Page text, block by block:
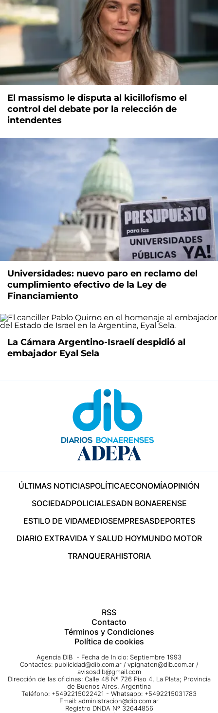
El massismo le disputa al kicillofismo el
control del debate por la relección de
intendentes
Universidades: nuevo paro en reclamo del
cumplimiento efectivo de la Ley de
Financiamiento
La Cámara Argentino-Israelí despidió al
embajador Eyal Sela
ÚLTIMAS NOTICIASPOLÍTICAECONOMÍAOPINIÓN
SOCIEDADPOLICIALESADN BONAERENSE
ESTILO DE VIDAMEDIOSEMPRESASDEPORTES
DIARIO EXTRAVIDA Y SALUD HOYMUNDO MOTOR
TRANQUERAHISTORIA
RSS
Contacto
Términos y Condiciones
Política de cookies
Agencia DIB - Fecha de Inicio: Septiembre 1993
Contactos: publicidad@dib.com.ar / vpignaton@dib.com.ar /
avisosdib@gmail.com
Dirección de las oficinas: Calle 48 Nº 726 Piso 4, La Plata; Provincia
de Buenos Aires, Argentina
Teléfono: +5492215022421 - Whatsapp: +5492215031783
Email: administracion@dib.com.ar
Registro DNDA Nº 32644856